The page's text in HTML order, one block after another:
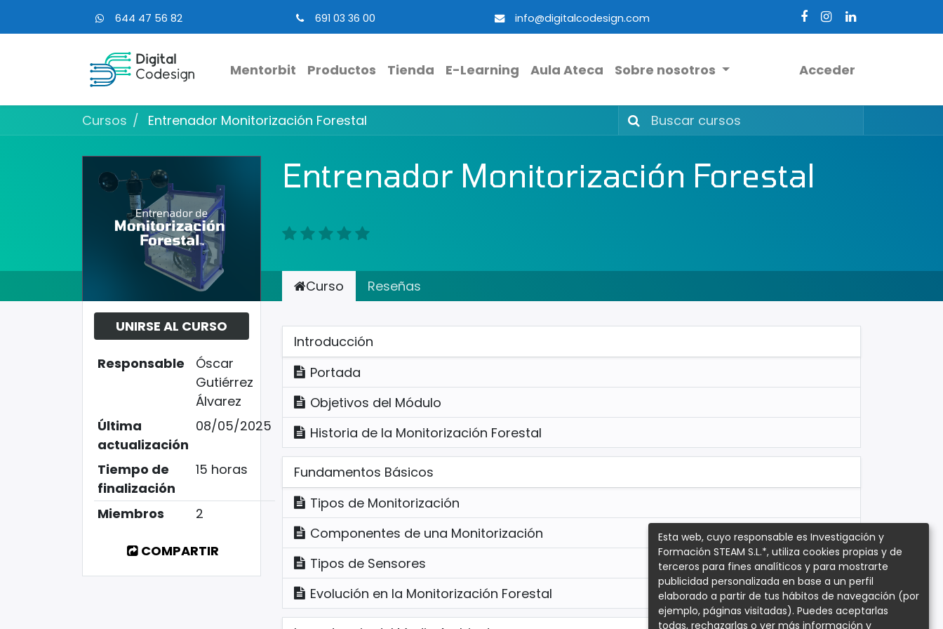
644 47 56 82 691 03 36 00 info@digitalcodesign.com
Mentorbit Productos Tienda E-Learning Aula Ateca Sobre nosotros Acceder
Cursos Entrenador Monitorización Forestal
Entrenador Monitorización Forestal
UNIRSE AL CURSO
Responsable
Óscar
Gutiérrez
Álvarez
Última
actualización
08/05/2025
Tiempo de
finalización
15 horas
Miembros 2
COMPARTIR
Curso Reseñas
Introducción
Portada
Objetivos del Módulo
Historia de la Monitorización Forestal
Fundamentos Básicos
Tipos de Monitorización
Componentes de una Monitorización
Tipos de Sensores
Evolución en la Monitorización Forestal
Esta web, cuyo responsable es Investigación y
Formación STEAM S.L.*, utiliza cookies propias y de
terceros para fines analíticos y para mostrarte
publicidad personalizada en base a un perfil
elaborado a partir de tus hábitos de navegación (por
ejemplo, páginas visitadas). Puedes aceptarlas
todas, rechazarlas o ver más información y